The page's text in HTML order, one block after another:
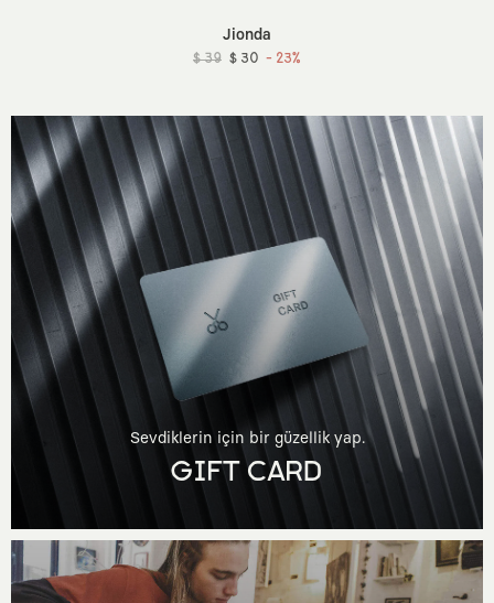
Jionda
$ 39 $ 30 - 23%
Sevdiklerin için bir güzellik yap.
GIFT CARD